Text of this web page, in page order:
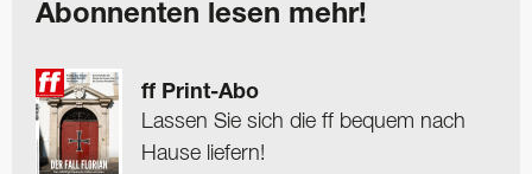
Abonnenten lesen mehr!
ff Print-Abo
Lassen Sie sich die ff bequem nach
Hause liefern!